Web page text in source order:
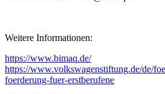
Weitere Informationen:
https://www.bimaq.de/
https://www.volkswagenstiftung.de/de/
foerderung-fuer-erstberufene